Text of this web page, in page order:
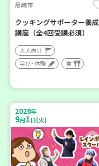
尼崎市
クッキングサポーター養成
講座（全4回受講必須）
大人向け
学び・体験
食
2026年
9月1日(火)